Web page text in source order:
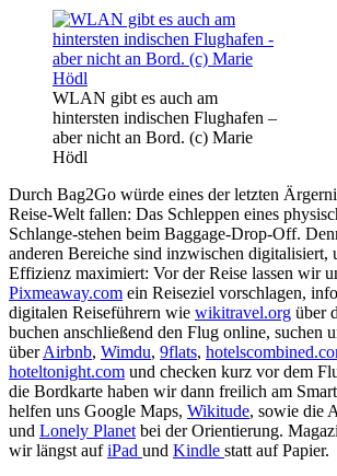
WLAN gibt es auch am
hintersten indischen Flughafen –
aber nicht an Bord. (c) Marie
Hödl
Durch Bag2Go würde eines der letzten
Reise-Welt fallen: Das Schleppen eines
Schlange-stehen beim Baggage-Drop-Off.
anderen Bereiche sind inzwischen digitalisiert,
Effizienz maximiert: Vor der Reise lassen wir
Pixmeaway.com ein Reiseziel vorschlagen,
digitalen Reiseführern wie wikitravel.org über
buchen anschließend den Flug online, suchen
überAirbnb, Wimdu, 9flats,
hoteltonight.com und checken kurz vor dem
die Bordkarte haben wir dann freilich am
helfen uns Google Maps, Wikitude, sowie die
und Lonely Planet bei der Orientierung.
wir längst aufiPad und Kindle statt auf Papier.